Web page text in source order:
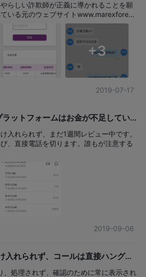
最低入金額は公開されていません。
うな製品やサービスを提供してい
品、先物、オプションなどの一連の金融
、マーケット メイキング、約定と清算、
ョン、価格発見などの高付加価値サービ
らしい詐欺師が正義に導かれることを願
いる元のウェブサイトwww.marexforex.
ォームではありません。
+3
2019-07-17
ットフォームはお金が不足していま
入れられず、まだ1週間レビュー中です。
、直接電話を切ります。誰もが注意する
2019-09-06
入れられず、コールは直接ハングア
プラットフォーム
、処理されず、確認のために常に表示され